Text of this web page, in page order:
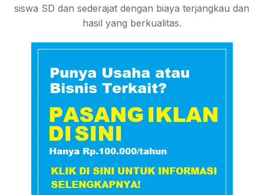
siswa SD dan sederajat dengan biaya terjangkau dan
hasil yang berkualitas.